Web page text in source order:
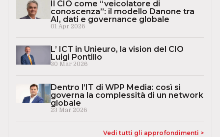
Il CIO come “veicolatore di
conoscenza”: il modello Danone tra
AI, dati e governance globale
01 Apr 2026
L’ ICT in Unieuro, la vision del CIO
Luigi Pontillo
30 Mar 2026
Dentro l’IT di WPP Media: così si
governa la complessità di un network
globale
23 Mar 2026
Vedi tutti gli approfondimenti >